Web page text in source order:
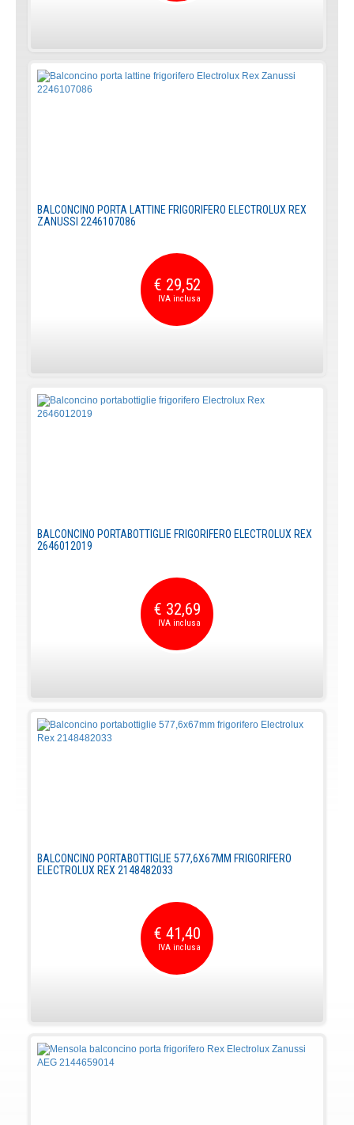
BALCONCINO PORTA LATTINE FRIGORIFERO ELECTROLUX REX
ZANUSSI 2246107086
€ 29,52
BALCONCINO PORTABOTTIGLIE FRIGORIFERO ELECTROLUX REX
2646012019
€ 32,69
BALCONCINO PORTABOTTIGLIE 577,6X67MM FRIGORIFERO
ELECTROLUX REX 2148482033
€ 41,40